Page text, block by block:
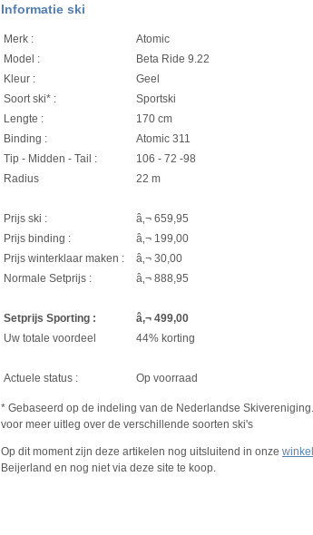
Informatie ski
Merk :
Atomic
Model :
Beta Ride 9.22
Kleur :
Geel
Soort ski* :
Sportski
Lengte :
170 cm
Binding :
Atomic 311
Tip - Midden - Tail :
106 - 72 -98
Radius
22 m
Prijs ski :
â‚¬ 659,95
Prijs binding :
â‚¬ 199,00
Prijs winterklaar maken :
â‚¬ 30,00
Normale Setprijs :
â‚¬ 888,95
Setprijs Sporting :
â‚¬ 499,00
Uw totale voordeel
44% korting
Actuele status : Op voorraad
* Gebaseerd op de indeling van de Nederlandse
voor meer uitleg over de verschillende soorten ski's
Op dit moment zijn deze artikelen nog uitsluitend in onze winkel
Beijerland en nog niet via deze site te koop.